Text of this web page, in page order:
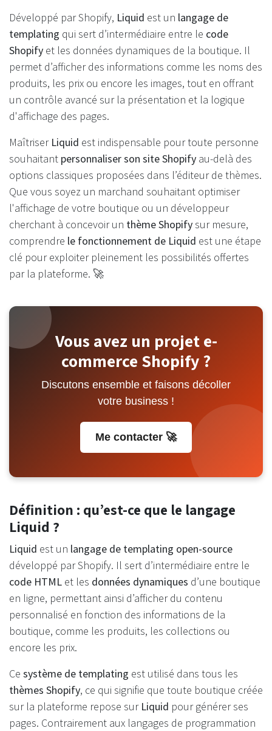
Développé par Shopify, Liquid est un langage de
templating qui sert d’intermédiaire entre le code
Shopify et les données dynamiques de la boutique. Il
permet d’afficher des informations comme les noms des
produits, les prix ou encore les images, tout en offrant
un contrôle avancé sur la présentation et la logique
d'affichage des pages.
Maîtriser Liquid est indispensable pour toute personne
souhaitant personnaliser son site Shopify au-delà des
options classiques proposées dans l’éditeur de thèmes.
Que vous soyez un marchand souhaitant optimiser
l'affichage de votre boutique ou un développeur
cherchant à concevoir un thème Shopifysur mesure,
comprendre le fonctionnement de Liquid est une étape
clé pour exploiter pleinement les possibilités offertes
par la plateforme. 🚀
Vous avez un projet e-
commerce Shopify ?
Discutons ensemble et faisons décoller
votre business !
Me contacter 🚀
Définition : qu’est-ce que le langage
Liquid ?
Liquid est un langage de templating open-source
développé par Shopify. Il sert d’intermédiaire entre le
code HTML et les données dynamiques d’une boutique
en ligne, permettant ainsi d’afficher du contenu
personnalisé en fonction des informations de la
boutique, comme les produits, les collections ou
encore les prix.
Ce système de templating est utilisé dans tous les
thèmes Shopify, ce qui signifie que toute boutique créée
sur la plateforme repose sur Liquid pour générer ses
pages. Contrairement aux langages de programmation